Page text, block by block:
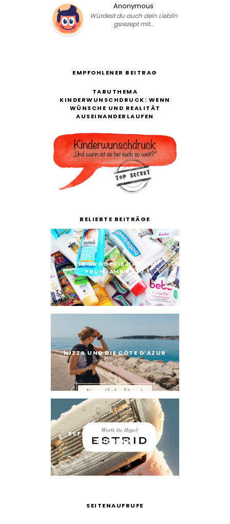
Anonymous
Würdest du auch dein Lieblin
gsrezept mit…
EMPFOHLENER BEITRAG
TABUTHEMA
KINDERWUNSCHDRUCK: WENN
WÜNSCHE UND REALITÄT
AUSEINANDERLAUFEN
BELIEBTE BEITRÄGE
51€ DROGERIE HAUL IM
FRÜHJAHR 2020
NIZZA UND DIE CÔTE D’AZUR
ESTRID RASIERER: WORTH
THE HYPE?
SEITENAUFRUFE